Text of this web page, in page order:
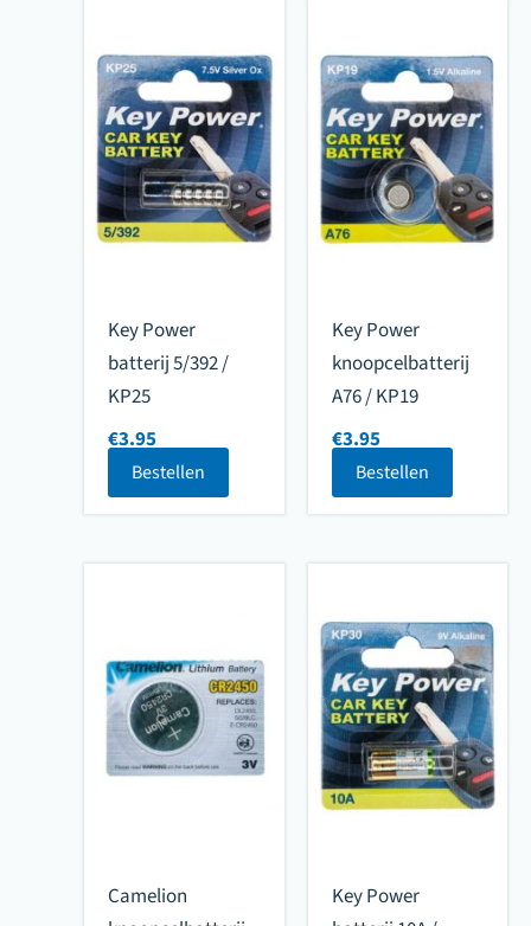
Key Power
batterij 5/392 /
KP25
€3.95
Bestellen
Key Power
knoopcelbatterij
A76 / KP19
€3.95
Bestellen
Camelion
Key Power